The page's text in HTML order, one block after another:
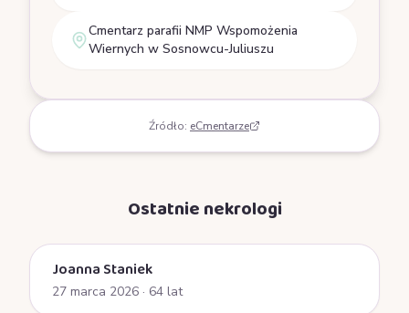
Cmentarz parafii NMP Wspomożenia
Wiernych w Sosnowcu-Juliuszu
Źródło: eCmentarze
Ostatnie nekrologi
Joanna Staniek
27 marca 2026 · 64 lat